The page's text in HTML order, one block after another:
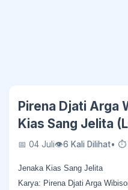
Pirena Djati Arga
Kias Sang Jelita
📅 04 Juli👁6 Kali Dilihat• ⏱
Jenaka Kias Sang Jelita
Karya: Pirena Djati Arga